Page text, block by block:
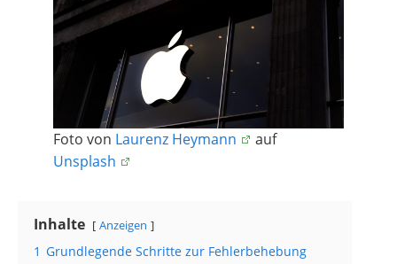
Foto von Laurenz Heymann
auf
Unsplash
Inhalte Anzeigen
1 Grundlegende Schritte zur Fehlerbehebung